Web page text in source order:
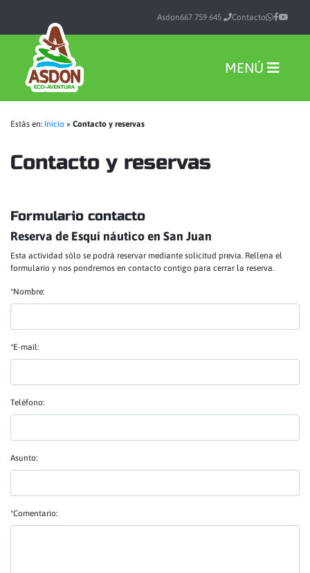
Asdon667 759 645 Contacto
MENÚ
Estás en: Inicio » Contacto y reservas
Contacto y reservas
Formulario contacto
Reserva de Esquí náutico en San Juan
Esta actividad sólo se podrá reservar mediante solicitud previa. Rellena el
formulario y nos pondremos en contacto contigo para cerrar la reserva.
*Nombre:
*E-mail:
Teléfono:
Asunto:
*Comentario: